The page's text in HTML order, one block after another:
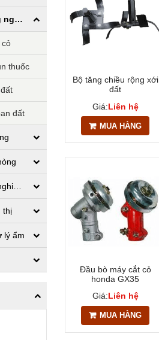
Bộ tăng chiều rộng xới
đất
Giá:Liên hệ
MUA HÀNG
Đầu bò máy cắt cỏ
honda GX35
Giá:Liên hệ
MUA HÀNG
Phụ kiện máy nông nghiệp
cỏ
thuốc
đất
Phụ kiện máy công nghiệp xây dựng
thị
lý ẩm